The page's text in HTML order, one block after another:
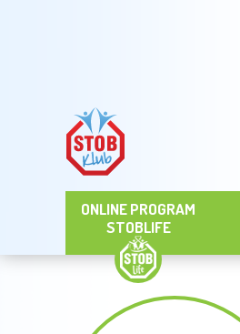
ONLINE PROGRAM
STOBLIFE